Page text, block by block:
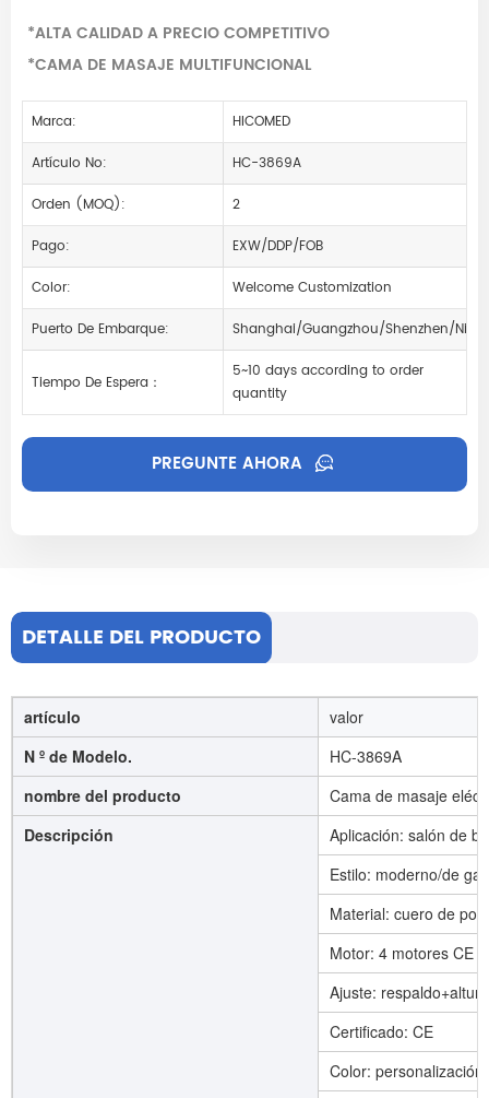
*ALTA CALIDAD A PRECIO COMPETITIVO
*CAMA DE MASAJE MULTIFUNCIONAL
Marca:
HICOMED
Artículo No:
HC-3869A
Orden (MOQ):
2
Pago:
EXW/DDP/FOB
Color:
Welcome Customization
Puerto De Embarque:
Shanghai/Guangzhou/Shenzhen/
Tiempo De Espera：
5~10 days according to order
quantity
PREGUNTE AHORA
DETALLE DEL PRODUCTO
artículo
valor
N º de Modelo.
HC-3869A
nombre del producto
Cama de masaje
Descripción
Aplicación: salón de
Estilo: moderno/de
Material: cuero de
Motor: 4 motores CE
Ajuste:
Certificado: CE
Color: